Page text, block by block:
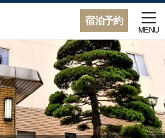
宿泊予約
MENU